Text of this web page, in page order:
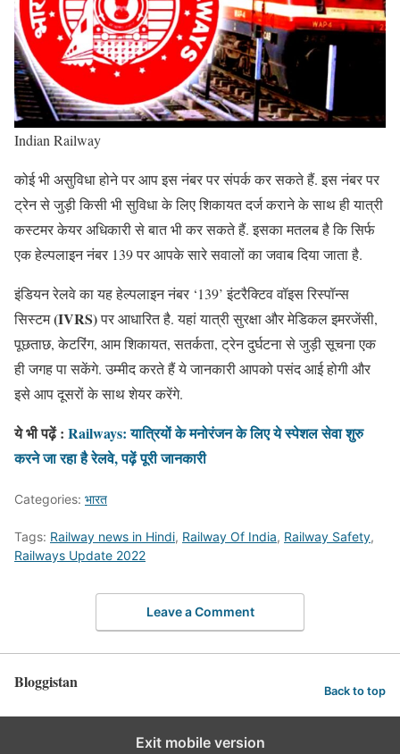
Indian Railway
कोई भी असुविधा होने पर आप इस नंबर पर संपर्क कर सकते हैं. इस नंबर पर
ट्रेन से जुड़ी किसी भी सुविधा के लिए शिकायत दर्ज कराने के साथ ही यात्री
कस्टमर केयर अधिकारी से बात भी कर सकते हैं. इसका मतलब है कि सिर्फ
एक हेल्पलाइन नंबर 139 पर आपके सारे सवालों का जवाब दिया जाता है.
इंडियन रेलवे का यह हेल्पलाइन नंबर ‘139’ इंटरैक्टिव वॉइस रिस्पॉन्स
सिस्टम(IVRS)पर आधारित है. यहां यात्री सुरक्षा और मेडिकल इमरजेंसी,
पूछताछ, केटरिंग, आम शिकायत, सतर्कता, ट्रेन दुर्घटना से जुड़ी सूचना एक
ही जगह पा सकेंगे. उम्मीद करते हैं ये जानकारी आपको पसंद आई होगी और
इसे आप दूसरों के साथ शेयर करेंगे.
ये भी पढ़ें : Railways: यात्रियों के मनोरंजन के लिए ये स्पेशल सेवा शुरु
करने जा रहा है रेलवे, पढ़ें पूरी जानकारी
Categories: भारत
Tags: Railway news in Hindi, Railway Of India, Railway Safety,
Railways Update 2022
Leave a Comment
Bloggistan Back to top
Exit mobile version